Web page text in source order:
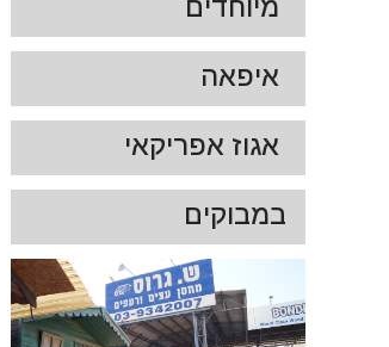
מיוחדים
איפאה
אגוז אפריקאי
במבוקים